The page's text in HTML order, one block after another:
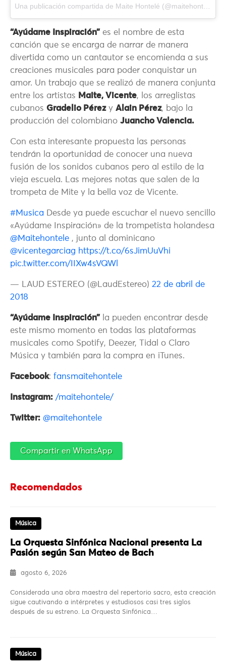
Una publicación compartida de Maite Hontelé (@maitehontele) el
“Ayúdame Inspiración” es el nombre de esta
canción que se encarga de narrar de manera
divertida como un cantautor se encomienda a sus
creaciones musicales para poder conquistar un
amor. Un trabajo que se realizó de manera conjunta
entre los artistas Maite, Vicente, los arreglistas
cubanos Gradelio Pérezy Alain Pérez, bajo la
producción del colombiano Juancho Valencia.
Con esta interesante propuesta las personas
tendrán la oportunidad de conocer una nueva
fusión de los sonidos cubanos pero al estilo de la
vieja escuela. Las mejores notas que salen de la
trompeta de Mite y la bella voz de Vicente.
#Musica Desde ya puede escuchar el nuevo sencillo
«Ayúdame Inspiración» de la trompetista holandesa
@Maitehontele , junto al dominicano
@vicentegarciag https://t.co/6sJimUuVhi
pic.twitter.com/IIXw4sVQWl
— LAUD ESTEREO (@LaudEstereo) 22 de abril de
2018
“Ayúdame Inspiración” la pueden encontrar desde
este mismo momento en todas las plataformas
musicales como Spotify, Deezer, Tidal o Claro
Música y también para la compra en iTunes.
Facebook: fansmaitehontele
Instagram: /maitehontele/
Twitter: @maitehontele
Compartir en WhatsApp
Recomendados
Música
La Orquesta Sinfónica Nacional presenta La
Pasión según San Mateo de Bach
agosto 6, 2026
Considerada una obra maestra del repertorio sacro, esta creación
sigue cautivando a intérpretes y estudiosos casi tres siglos
después de su estreno. La Orquesta Sinfónica…
Música